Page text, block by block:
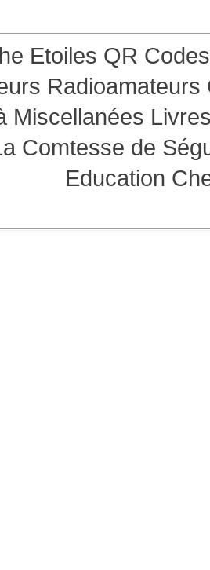
Etoiles QR Codes
Radioamateurs
Miscellanées
Comtesse de
Education